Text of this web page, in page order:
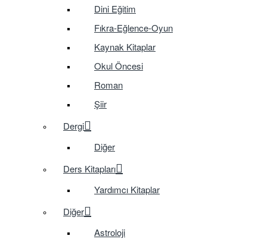
Dini Eğitim
Fıkra-Eğlence-Oyun
Kaynak Kitaplar
Okul Öncesi
Roman
Şiir
Dergi
Diğer
Ders Kitapları
Yardımcı Kitaplar
Diğer
Astroloji